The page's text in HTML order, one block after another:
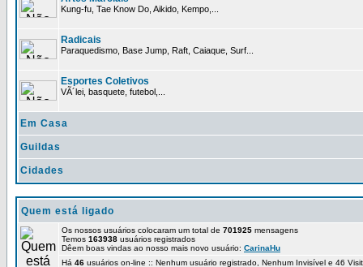
Kung-fu, Tae Know Do, Aikido, Kempo,...
Radicais
Paraquedismo, Base Jump, Raft, Caiaque, Surf...
Esportes Coletivos
VÃ´lei, basquete, futebol,...
Em Casa
Guildas
Cidades
Quem está ligado
Os nossos usuários colocaram um total de 701925 mensagens
Temos 163938 usuários registrados
Dêem boas vindas ao nosso mais novo usuário: CarinaHu
Há 46 usuários on-line :: Nenhum usuário registrado, Nenhum Invisível e 46